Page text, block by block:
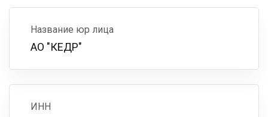
Название юр лица
АО "КЕДР"
ИНН